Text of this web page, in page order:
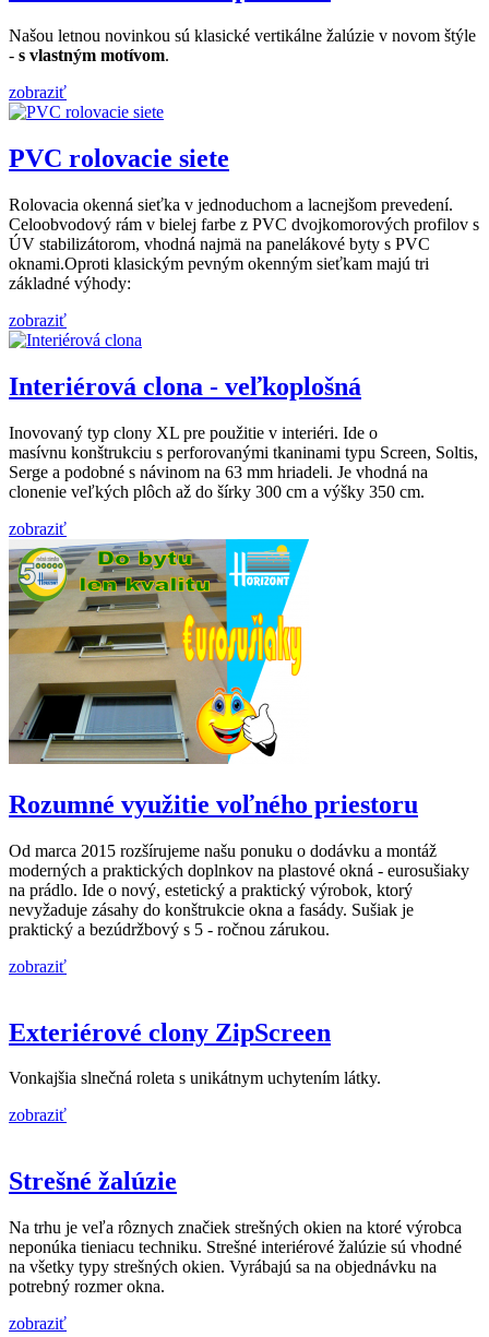
Našou letnou novinkou sú klasické vertikálne žalúzie v novom štýle
- s vlastným motívom.
zobraziť
PVC rolovacie siete
Rolovacia okenná sieťka v jednoduchom a lacnejšom prevedení.
Celoobvodový rám v bielej farbe z PVC dvojkomorových profilov s
ÚV stabilizátorom, vhodná najmä na panelákové byty s PVC
oknami.Oproti klasickým pevným okenným sieťkam majú tri
základné výhody:
zobraziť
Interiérová clona - veľkoplošná
Inovovaný typ clony XL pre použitie v interiéri. Ide o
masívnu konštrukciu s perforovanými tkaninami typu Screen, Soltis,
Serge a podobné s návinom na 63 mm hriadeli. Je vhodná na
clonenie veľkých plôch až do šírky 300 cm a výšky 350 cm.
zobraziť
Rozumné využitie voľného priestoru
Od marca 2015 rozšírujeme našu ponuku o dodávku a montáž
moderných a praktických doplnkov na plastové okná - eurosušiaky
na prádlo. Ide o nový, estetický a praktický výrobok, ktorý
nevyžaduje zásahy do konštrukcie okna a fasády. Sušiak je
praktický a bezúdržbový s 5 - ročnou zárukou.
zobraziť
Exteriérové clony ZipScreen
Vonkajšia slnečná roleta s unikátnym uchytením látky.
zobraziť
Strešné žalúzie
Na trhu je veľa rôznych značiek strešných okien na ktoré výrobca
neponúka tieniacu techniku. Strešné interiérové žalúzie sú vhodné
na všetky typy strešných okien. Vyrábajú sa na objednávku na
potrebný rozmer okna.
zobraziť